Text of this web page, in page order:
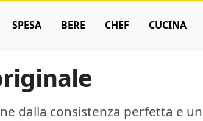
SPESA BERE CHEF CUCINA
dalla consistenza perfetta e un